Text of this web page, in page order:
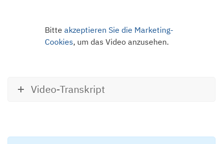
Bitte akzeptieren Sie die Marketing-
Cookies, um das Video anzusehen.
Video-Transkript